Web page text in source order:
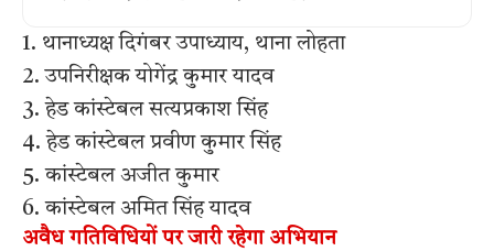
1. थानाध्यक्ष दिगंबर उपाध्याय, थाना लोहता
2. उपनिरीक्षक योगेंद्र कुमार यादव
3. हेड कांस्टेबल सत्यप्रकाश सिंह
4. हेड कांस्टेबल प्रवीण कुमार सिंह
5. कांस्टेबल अजीत कुमार
6. कांस्टेबल अमित सिंह यादव
अवैध गतिविधियों पर जारी रहेगा अभियान